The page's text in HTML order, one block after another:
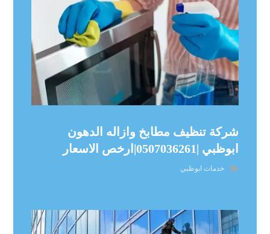
شركة تنظيف مطابخ وازاله الدهون
ابوظبي |0507036261|ارخص الاسعار
خدمات ابوظبي